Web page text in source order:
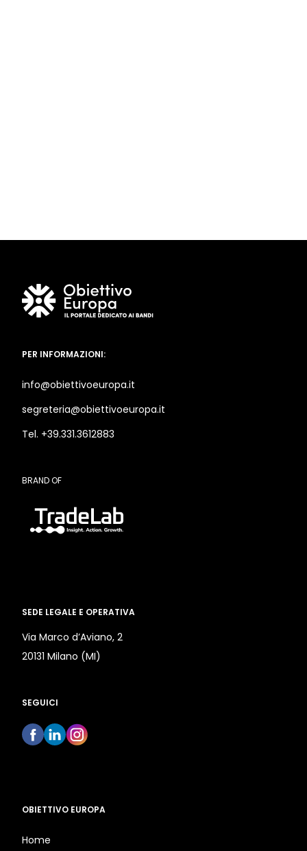
PER INFORMAZIONI:
info@obiettivoeuropa.it
segreteria@obiettivoeuropa.it
Tel. +39.331.3612883
BRAND OF
SEDE LEGALE E OPERATIVA
Via Marco d’Aviano, 2
20131 Milano (MI)
SEGUICI
OBIETTIVO EUROPA
Home